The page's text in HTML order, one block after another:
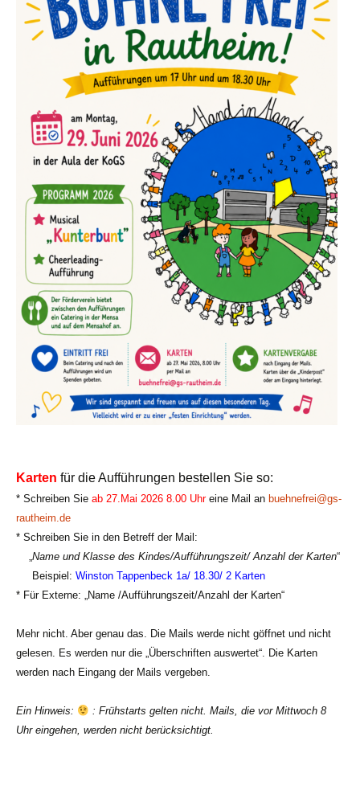
Karten für die Aufführungen bestellen Sie so:
* Schreiben Sie ab 27.Mai 2026 8.00 Uhreine Mail an buehnefrei@gs-
rautheim.de
* Schreiben Sie in den Betreff der Mail:
„Name und Klasse des Kindes/Aufführungszeit/ Anzahl der Karten“
Beispiel: Winston Tappenbeck 1a/ 18.30/ 2 Karten
* Für Externe: „Name /Aufführungszeit/Anzahl der Karten“
Mehr nicht. Aber genau das. Die Mails werde nicht göffnet und nicht
gelesen. Es werden nur die „Überschriften auswertet“. Die Karten
werden nach Eingang der Mails vergeben.
Ein Hinweis: :Frühstarts gelten nicht. Mails, die vor Mittwoch 8
Uhr eingehen, werden nicht berücksichtigt.